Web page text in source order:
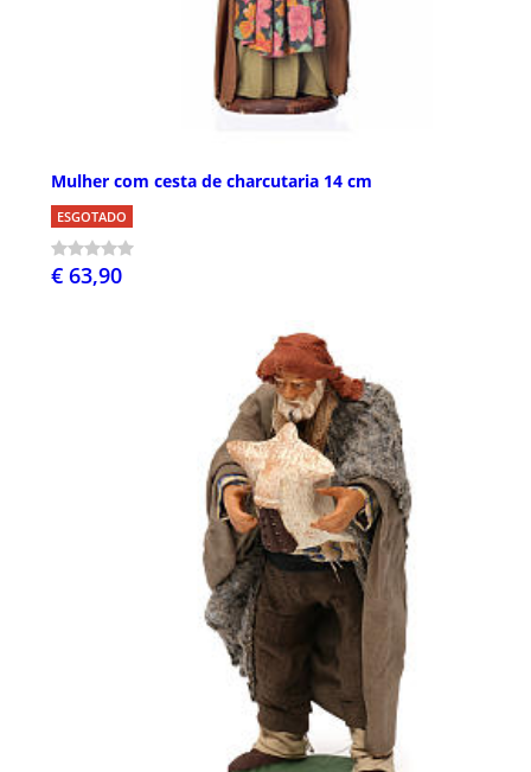
Mulher com cesta de charcutaria 14 cm
ESGOTADO
€ 63,90